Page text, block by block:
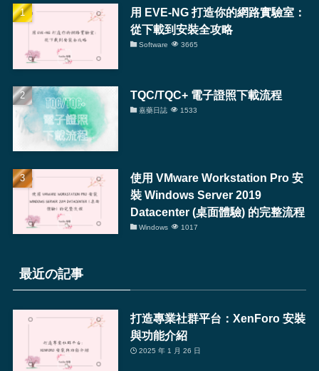
用 EVE-NG 打造你的網路實驗室：
從下載到安裝全攻略
Software 3665
TQC/TQC+ 電子證照下載流程
嘉藥日誌 1533
使用 VMware Workstation Pro 安
裝 Windows Server 2019
Datacenter (桌面體驗) 的完整流程
Windows 1017
最近の記事
打造專業社群平台：XenForo 安裝
與功能介紹
2025 年 1 月 26 日